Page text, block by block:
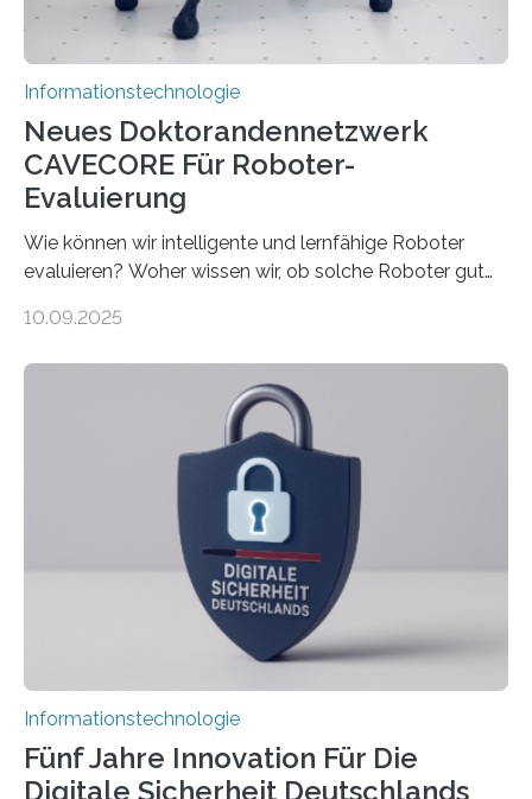
rücken dabei insbesondere…
Informationstechnologie
Neues Doktorandennetzwerk
CAVECORE Für Roboter-
Evaluierung
Wie können wir intelligente und lernfähige Roboter
evaluieren? Woher wissen wir, ob solche Roboter gut
sich CAVECORE – ein neues Marie Skłodowska-Curie
koordiniert wird. Ab dem 1. September werden sich
über einen Zeitraum von vier Jahren insgesamt 15
Promovierende im Rahmen von CAVECORE mit
kognitiven Robotern beschäftigen – also mit Robotern,
die mittels Sensoren ihre Umgebung erfassen,
Informationen verarbeiten und häufig auch mit…
10.09.2025
Informationstechnologie
Fünf Jahre Innovation Für Die
Digitale Sicherheit Deutschlands